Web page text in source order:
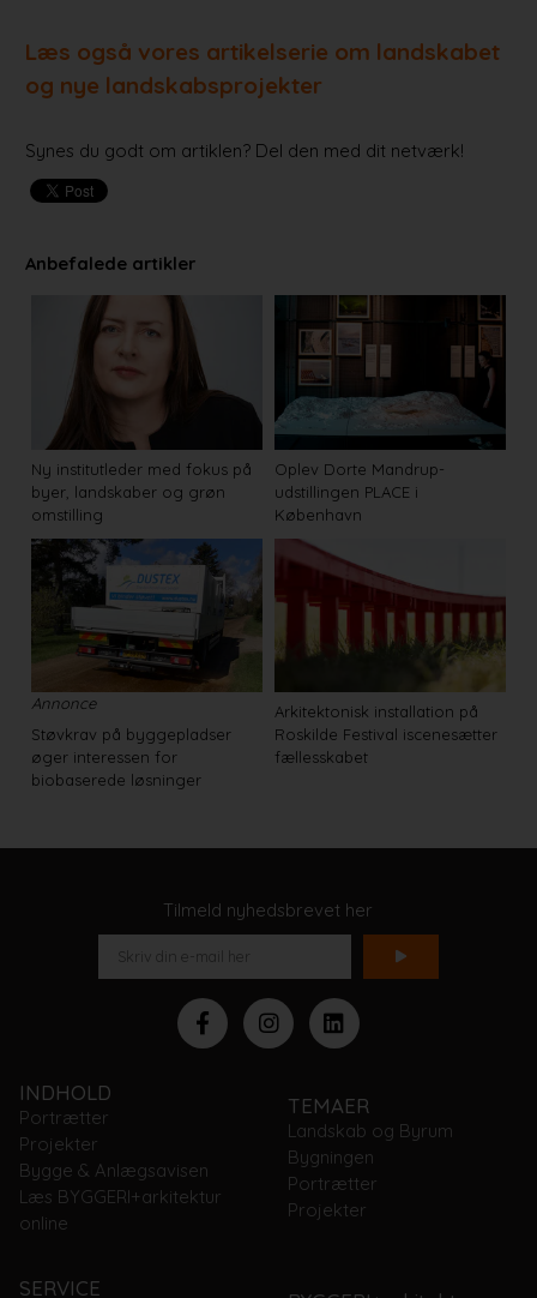
Læs også vores artikelserie om landskabet
og nye landskabsprojekter
Synes du godt om artiklen? Del den med dit netværk!
Anbefalede artikler
Ny institutleder med fokus på
byer, landskaber og grøn
omstilling
Oplev Dorte Mandrup-
udstillingen PLACE i
København
Annonce
Støvkrav på byggepladser
øger interessen for
biobaserede løsninger
Arkitektonisk installation på
Roskilde Festival iscenesætter
fællesskabet
Tilmeld nyhedsbrevet her
INDHOLD
Portrætter
Projekter
Bygge & Anlægsavisen
Læs BYGGERI+arkitektur
online
TEMAER
Landskab og Byrum
Bygningen
Portrætter
Projekter
SERVICE